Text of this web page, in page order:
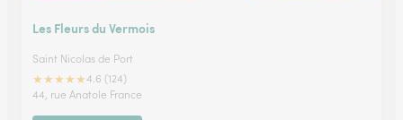
Les Fleurs du Vermois
Saint Nicolas de Port
★★★★★4.6 (124)
44, rue Anatole France